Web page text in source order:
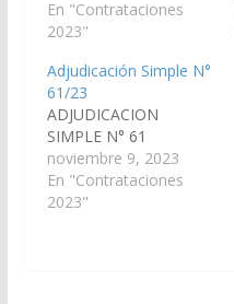
En "Contrataciones
2023"
Adjudicación Simple N°
61/23
ADJUDICACION
SIMPLE N° 61
noviembre 9, 2023
En "Contrataciones
2023"